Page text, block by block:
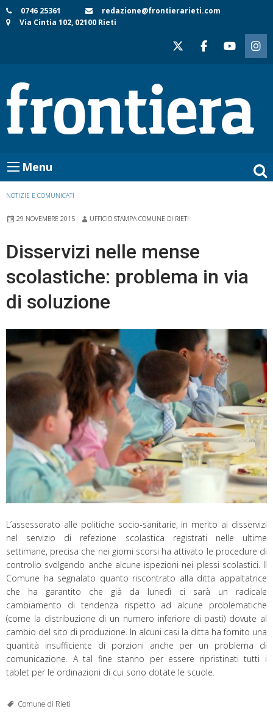
Skip
to
0746 25361
redazione@frontierarieti.com
Via Cintia 102, 02100 Rieti
Menu
NOTIZIE E COMUNICATI
29 NOVEMBRE 2015 UFFICIO STAMPA COMUNE DI RIETI
Disservizi nelle mense
scolastiche: problema in via
di soluzione
L’assessorato alle politiche socio-sanitarie, in merito ai disservizi
nel servizio di refezione scolastica registrati nelle ultime
settimane, precisa che nei giorni scorsi ha attivato le procedure di
controllo svolgendo anche alcune ispezioni nei plessi scolastici. Il
Comune ha segnalato quanto riscontrato alla ditta appaltatrice
che ha garantito che già da lunedì ci sarà un radicale
cambiamento di tendenza rispetto ad alcune problematiche
(come la distribuzione di un numero inferiore di pasti) dovute al
cambio del sito di produzione. In alcuni casi la ditta ha fornito una
quantità insufficiente di porzioni anche per un problema di
comunicazione. A tal fine stanno per essere ripristinati tutti i
tablet per le ordinazioni di cui sono dotate le scuole.
Comune di Rieti